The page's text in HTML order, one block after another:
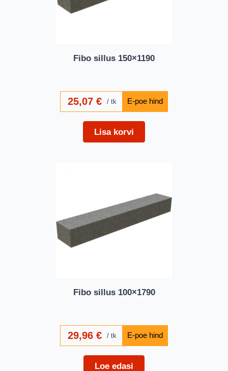
Fibo sillus 150×1190
25,07 € tk
Lisa korvi
Fibo sillus 100×1790
29,96 € tk
Loe edasi